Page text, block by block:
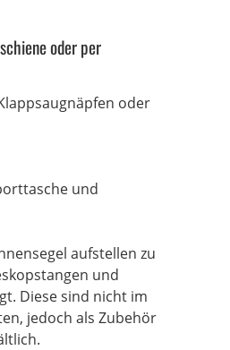
oder per
oder
und
aufstellen zu
und
Diese sind nicht im
jedoch als Zubehör